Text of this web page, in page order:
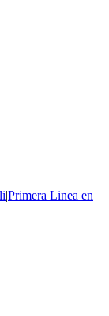
|Primera Linea en